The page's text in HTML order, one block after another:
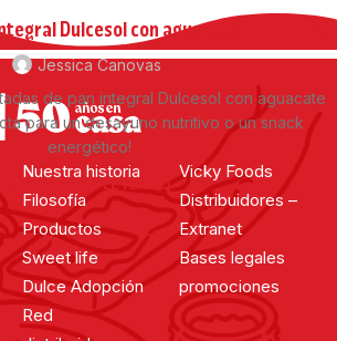
Dulcesol con aguacate y hummus
Jessica Canovas
de pan integral Dulcesol con aguacate
para un desayuno nutritivo o un snack
energético!
CONTINUAR LEYENDO
Nuestra historia
Filosofía
Productos
Sweet life
Dulce Adopción
Red
Vicky Foods
Distribuidores –
Extranet
Bases legales
promociones